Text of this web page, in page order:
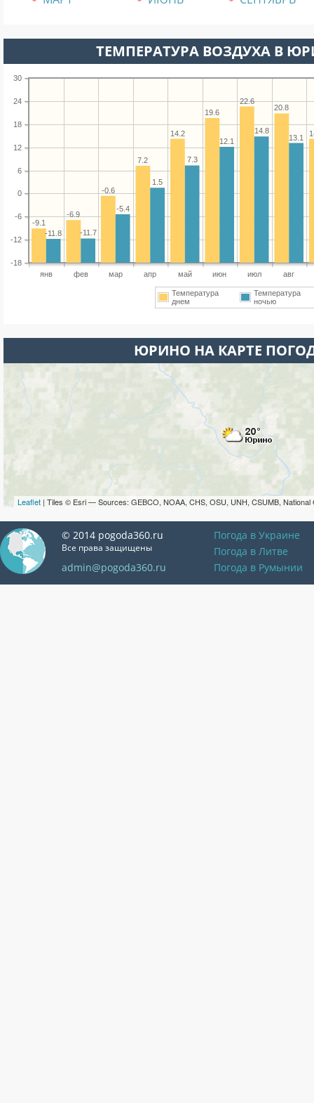
ТЕМПЕРАТУРА ВОЗДУХА В
янв фев мар апр май июн июл авг
-18
-12
-6
0
6
12
18
24
30
20.8
22.6
19.6
14.2
7.2
-0.6
-6.9
-9.1
13.1
14.8
12.1
7.3
1.5
-5.4
-11.7
-11.8
Температура
днем
Температура
ночью
ЮРИНО НА КАРТЕ
Leaflet | Tiles © Esri — Sources: GEBCO, NOAA, CHS, OSU, UNH, CSUMB, National
© 2014 pogoda360.ru
Все права защищены
admin@pogoda360.ru
Погода в Украине
Погода в Литве
Погода в Румынии